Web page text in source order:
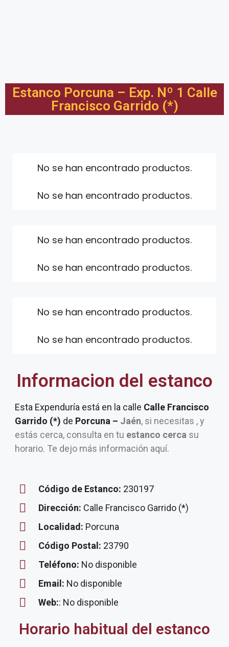
Estanco Porcuna – Exp. Nº 1 Calle
Francisco Garrido (*)
No se han encontrado productos.
No se han encontrado productos.
No se han encontrado productos.
No se han encontrado productos.
No se han encontrado productos.
No se han encontrado productos.
Informacion del estanco
Esta Expenduría está en la calle Calle Francisco
Garrido (*) de Porcuna – Jaén, si necesitas , y
estás cerca, consulta en tu estanco cerca su
horario. Te dejo más información aquí.
Código de Estanco: 230197
Dirección: Calle Francisco Garrido (*)
Localidad: Porcuna
Código Postal: 23790
Teléfono: No disponible
Email: No disponible
Web:: No disponible
Horario habitual del estanco